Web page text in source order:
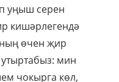
уңыш серен
кишәрлегендә
өчен җир
мин
чокырга көл,